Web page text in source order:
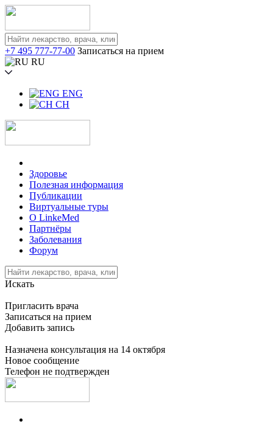
+7 495 777-77-00 Записаться на прием
RU
ENG
CH
Здоровье
Полезная информация
Публикации
Виртуальные туры
О LinkeMed
Партнёры
Заболевания
Форум
Искать
Пригласить врача
Записаться на прием
Добавить запись
Назначена консультация на 14 октября
Новое сообщение
Телефон не подтвержден